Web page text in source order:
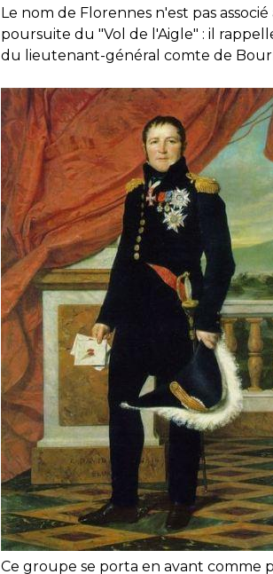
Le nom de Florennes n'est pas
poursuite du "Vol de l'Aigle" : il
du lieutenant-général comte de
Ce groupe se porta en avant